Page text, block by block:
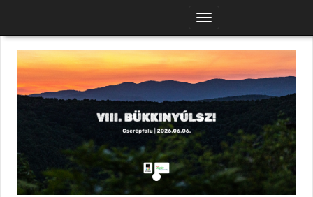
Navigációs
menü